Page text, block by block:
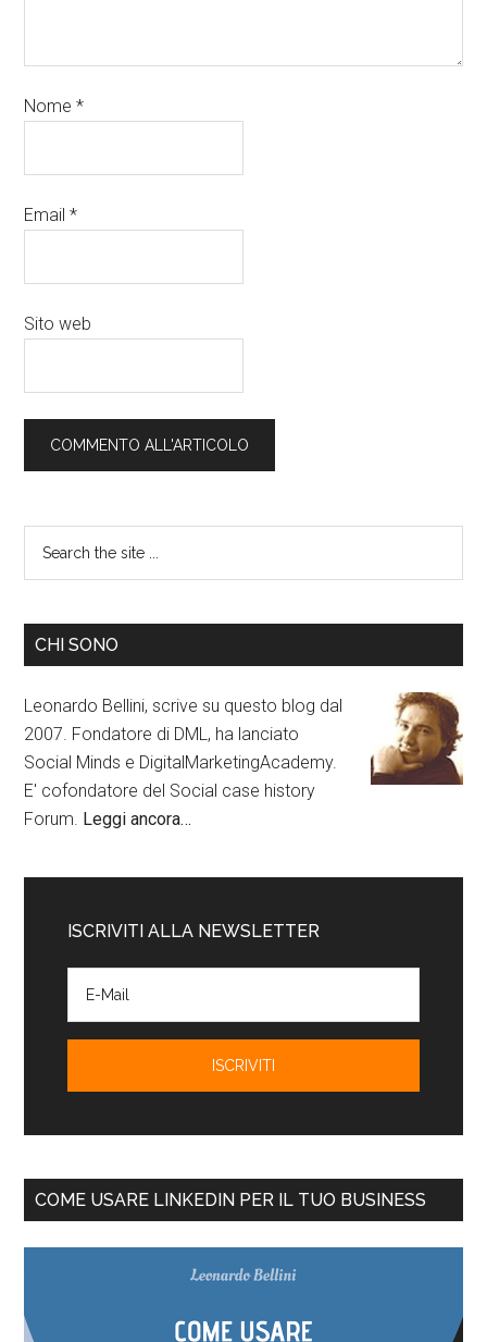
Nome*
Email*
Sito web
CHI SONO
Leonardo Bellini, scrive su questo blog dal
2007. Fondatore di DML, ha lanciato
Social Minds e DigitalMarketingAcademy.
E' cofondatore del Social case history
Forum. Leggi ancora…
ISCRIVITI ALLA NEWSLETTER
COME USARE LINKEDIN PER IL TUO BUSINESS